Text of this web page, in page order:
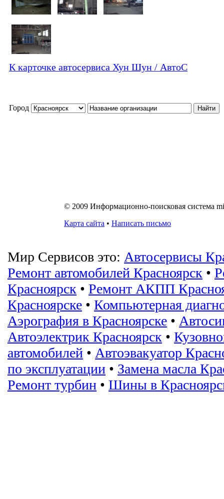
К карточке автосервиса Хун Шун / АвтоС
Город
© 2009 Информационно-поисковая система
Карта сайта • Написать письмо
Мир Сервисов это: Автосервисы
Ремонт автомобилей Красноярск •
Красноярск • Ремонт АКПП
Красноярске • Компьютерная
Аэрография в Красноярске •
Автоэлектрик Красноярск •
автомобилей • Автоэвакуатор
по эксплуатации • Замена масла
Ремонт турбин • Шины в